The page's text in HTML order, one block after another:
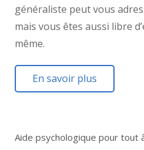
généraliste peut vous
mais vous êtes aussi libre
même.
En savoir plus
Aide psychologique pour tout